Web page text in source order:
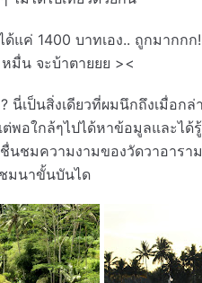
แค่ 1400 บาทเอง.. ถูกมากก
มื่น จะบ้าตายยย ><
เป็นสิ่งเดียวที่ผมนึกถึงเมื่อก
อใกล้ๆไปได้หาข้อมูลและได้
ชมความงามของวัดวาอารา
มนาขั้นบันได